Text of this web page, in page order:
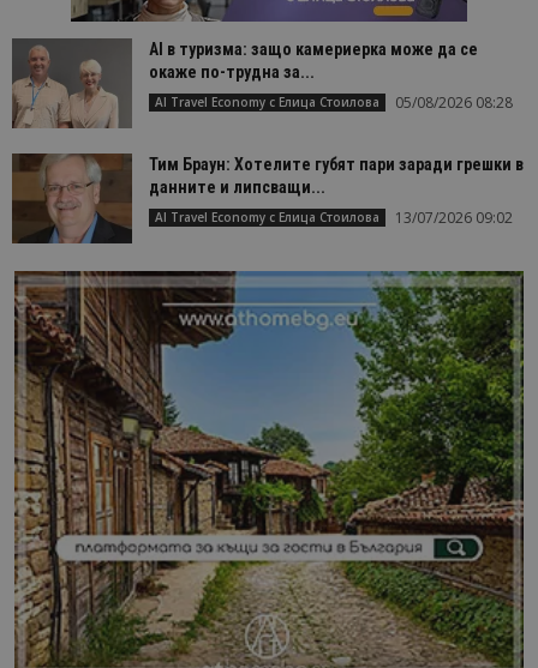
AI в туризма: защо камериерка може да се
окаже по-трудна за...
AI Travel Economy с Елица Стоилова 05/08/2026 08:28
Тим Браун: Хотелите губят пари заради грешки в
данните и липсващи...
AI Travel Economy с Елица Стоилова 13/07/2026 09:02